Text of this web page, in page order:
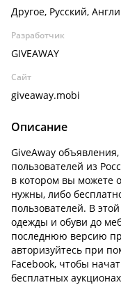
Другое, Русский,
Разработчик
GIVEAWAY
Сайт
giveaway.mobi
Описание
GiveAway объявления,
пользователей из
в котором вы можете
нужны, либо
пользователей. В
одежды и обуви до
последнюю версию
авторизуйтесь при
Facebook, чтобы
бесплатных